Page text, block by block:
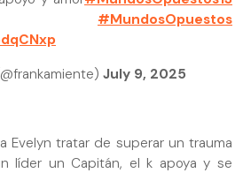
#MundosOpuestos
July 9, 2025
Evelyn tratar de superar un trauma
líder un Capitán, el k apoya y se